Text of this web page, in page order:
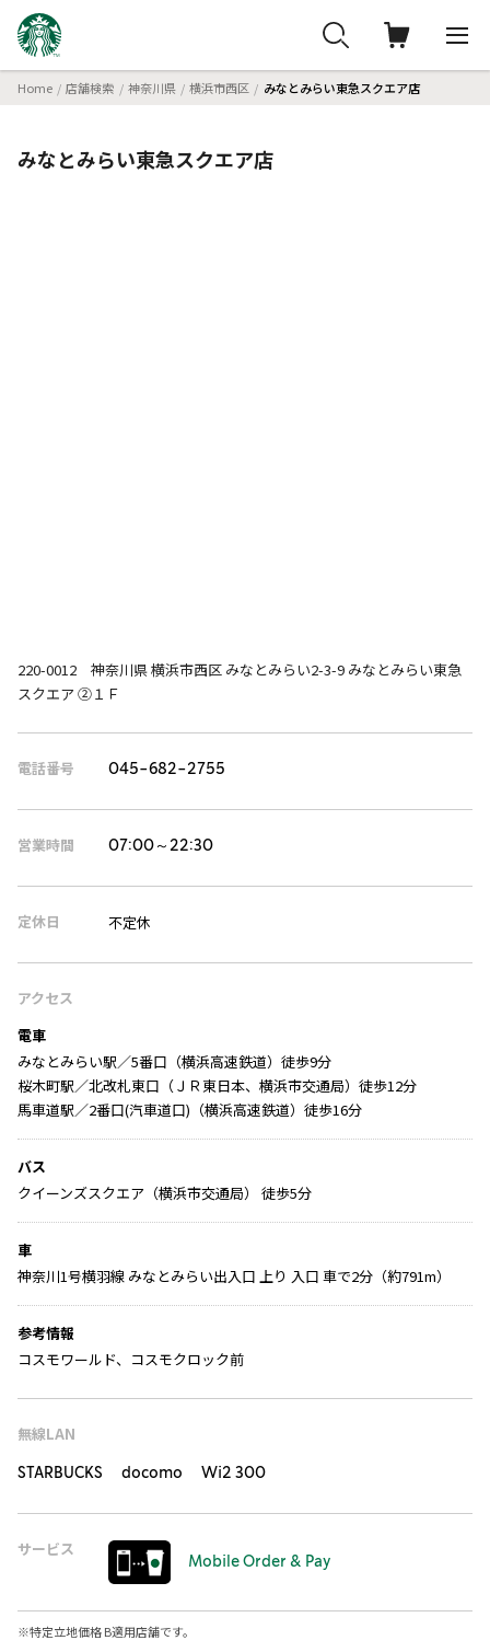
Home 店舗検索 神奈川県 横浜市西区 みなとみらい東急スクエア店
みなとみらい東急スクエア店
220-0012 神奈川県 横浜市西区 みなとみらい2-3-9 みなとみらい東急
スクエア ②１Ｆ
電話番号 045-682-2755
営業時間 07:00～22:30
定休日 不定休
アクセス
電車
みなとみらい駅／5番口（横浜高速鉄道）徒歩9分
桜木町駅／北改札東口（ＪＲ東日本、横浜市交通局）徒歩12分
馬車道駅／2番口(汽車道口)（横浜高速鉄道）徒歩16分
バス
クイーンズスクエア（横浜市交通局） 徒歩5分
車
神奈川1号横羽線 みなとみらい出入口 上り 入口 車で2分（約791m）
参考情報
コスモワールド、コスモクロック前
無線LAN
STARBUCKS docomo Wi2 300
サービス
Mobile Order & Pay
※特定立地価格 B適用店舗です。